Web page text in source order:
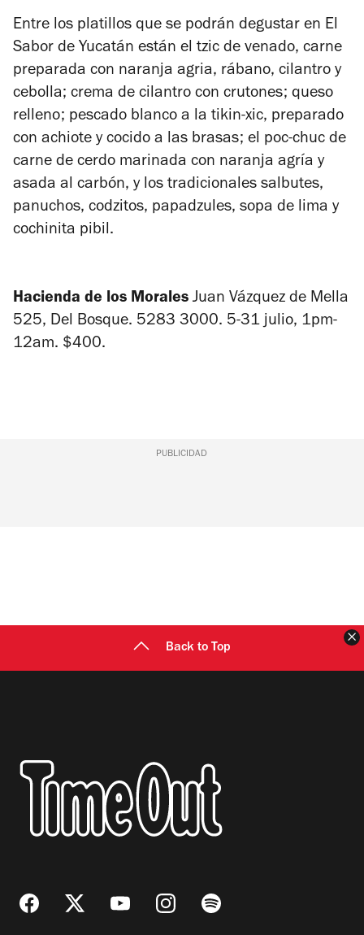
Entre los platillos que se podrán degustar en El
Sabor de Yucatán están el tzic de venado, carne
preparada con naranja agria, rábano, cilantro y
cebolla; crema de cilantro con crutones; queso
relleno; pescado blanco a la tikin-xic, preparado
con achiote y cocido a las brasas; el poc-chuc de
carne de cerdo marinada con naranja agría y
asada al carbón, y los tradicionales salbutes,
panuchos, codzitos, papadzules, sopa de lima y
cochinita pibil.
Hacienda de los Morales Juan Vázquez de Mella
525, Del Bosque. 5283 3000. 5-31 julio, 1pm-
12am. $400.
PUBLICIDAD
Back to Top